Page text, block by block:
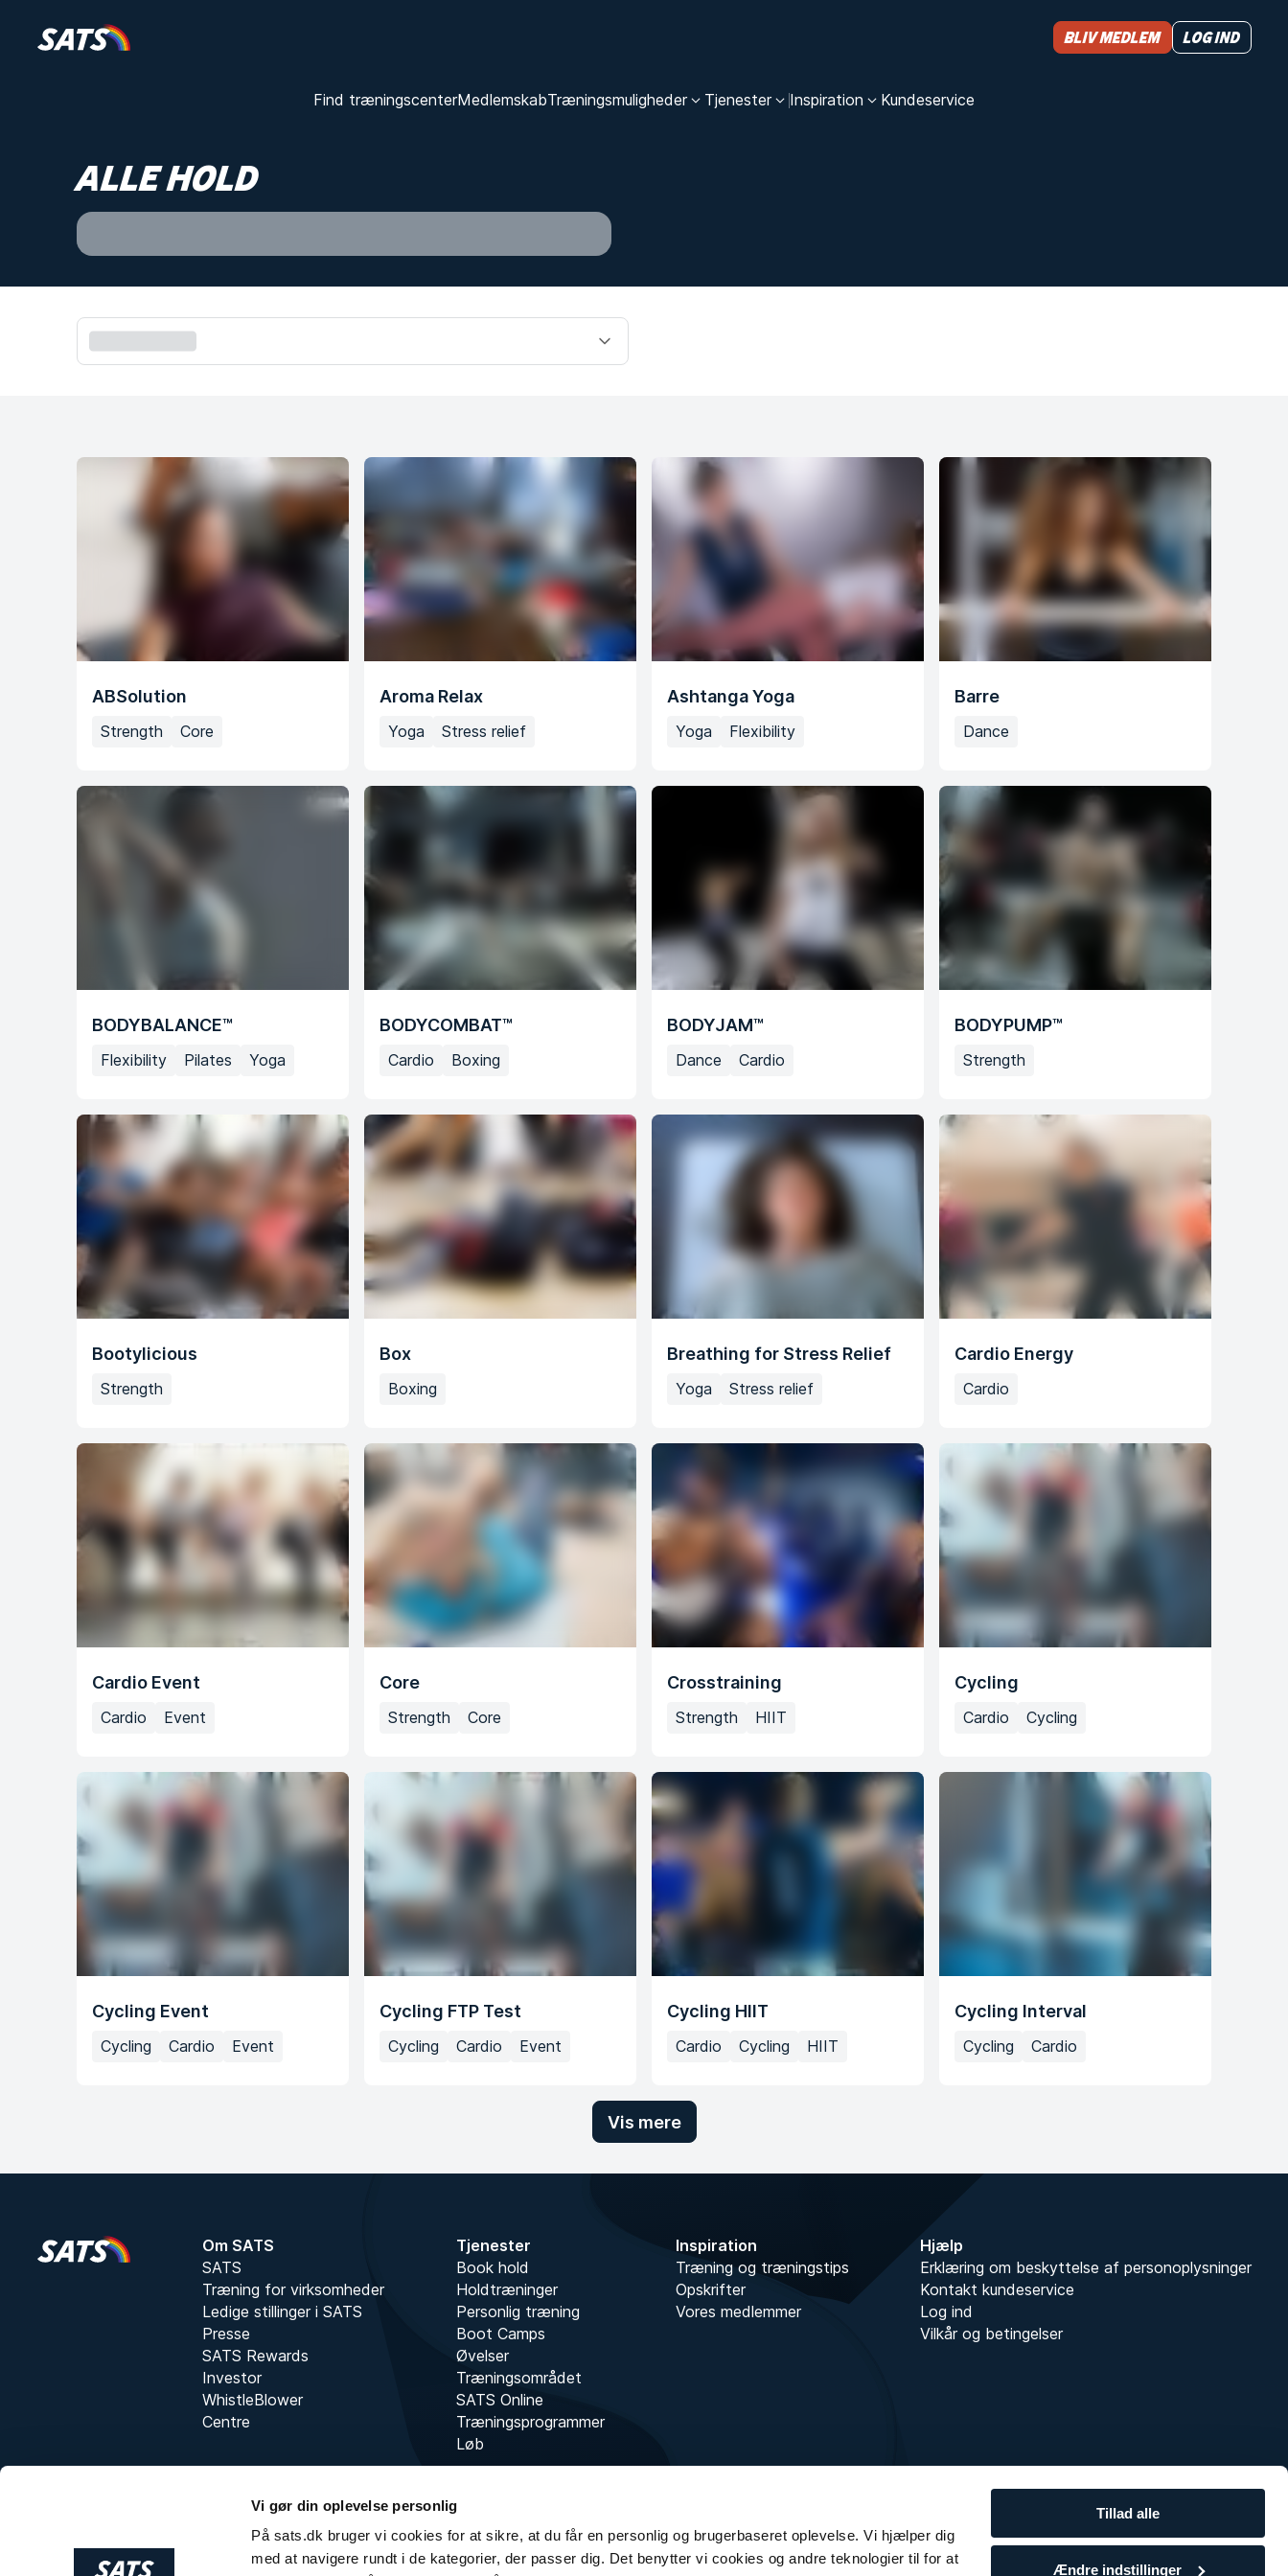
Vi gør din oplevelse personlig
På sats.dk bruger vi cookies for at sikre, at du får en personlig og brugerbaseret oplevelse. Vi hjælper dig
med at navigere rundt i de kategorier, der passer dig. Det benytter vi cookies og andre teknologier til for at
Tillad alle
Ændre indstillinger
Find træningscenterMedlemskabTræningsmuligheder Tjenester Inspiration Kundeservice
Bliv medlem Log ind
ALLE HOLD
ABSolution
Strength Core
Aroma Relax
Yoga Stress relief
Ashtanga Yoga
Yoga Flexibility
Barre
Dance
BODYBALANCE™
Flexibility Pilates Yoga
BODYCOMBAT™
Cardio Boxing
BODYJAM™
Dance Cardio
BODYPUMP™
Strength
Bootylicious
Strength
Box
Boxing
Breathing for Stress Relief
Yoga Stress relief
Cardio Energy
Cardio
Cardio Event
Cardio Event
Core
Strength Core
Crosstraining
Strength HIIT
Cycling
Cardio Cycling
Cycling Event
Cycling Cardio Event
Cycling FTP Test
Cycling Cardio Event
Cycling HIIT​
Cardio Cycling HIIT
Cycling Interval
Cycling Cardio
Vis mere
Om SATS
SATS
Træning for virksomheder
Ledige stillinger i SATS
Presse
SATS Rewards
Investor
WhistleBlower
Centre
Tjenester
Book hold
Holdtræninger
Personlig træning
Boot Camps
Øvelser
Træningsområdet
SATS Online
Træningsprogrammer
Løb
Inspiration
Træning og træningstips
Opskrifter
Vores medlemmer
Hjælp
Erklæring om beskyttelse af personoplysninger
Kontakt kundeservice
Log ind
Vilkår og betingelser